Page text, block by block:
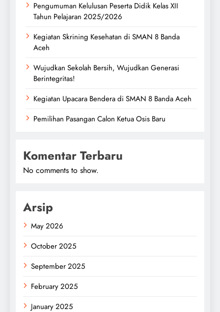
Pengumuman Kelulusan Peserta Didik Kelas XII
Tahun Pelajaran 2025/2026
Kegiatan Skrining Kesehatan di SMAN 8 Banda
Aceh
Wujudkan Sekolah Bersih, Wujudkan Generasi
Berintegritas!
Kegiatan Upacara Bendera di SMAN 8 Banda Aceh
Pemilihan Pasangan Calon Ketua Osis Baru
Komentar Terbaru
No comments to show.
Arsip
May 2026
October 2025
September 2025
February 2025
January 2025